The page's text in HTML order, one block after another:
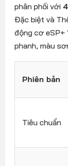
phân phối với
Đặc biệt và
động cơ eSP+
phanh, màu
Phiên bản
Tiêu chuẩn